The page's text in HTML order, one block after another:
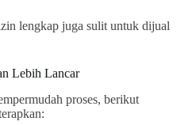
lengkap juga sulit untuk dijual
Lebih Lancar
proses, berikut